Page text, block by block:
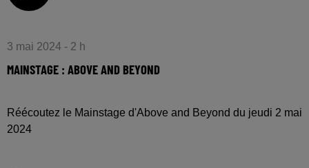
3 mai 2024 - 2 h
MAINSTAGE : ABOVE AND BEYOND
Réécoutez le Mainstage d'Above and Beyond du jeudi 2 mai
2024